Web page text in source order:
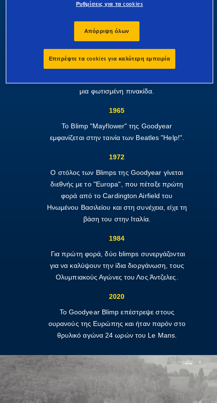
πρωταθλήματος "World Series", προσφέρει
σημαντική υποστήριξη στην προσπάθεια
ανακούφισης.
Το Blimp "Defender" της Goodyear έγινε το
μια φωτισμένη πινακίδα.
1965
Το Blimp "Mayflower" της Goodyear
εμφανίζεται στην ταινία των Beatles "Help!".
1972
Ο στόλος των Blimps της Goodyear γίνεται
διεθνής με το "Europa", που πέταξε πρώτη
φορά από το Cardington Airfield του
Ηνωμένου Βασιλείου και στη συνέχεια, είχε τη
βάση του στην Ιταλία.
1984
Για πρώτη φορά, δύο blimps συνεργάζονται
για να καλύψουν την ίδια διοργάνωση, τους
Ολυμπιακούς Αγώνες του Λος Άντζελες.
2020
Το Goodyear Blimp επέστρεψε στους
ουρανούς της Ευρώπης και ήταν παρόν στο
θρυλικό αγώνα 24 ωρών του Le Mans.
Ρυθμίσεις για τα cookies
Απόρριψη όλων
Επιτρέψτε τα cookies για καλύτερη εμπειρία